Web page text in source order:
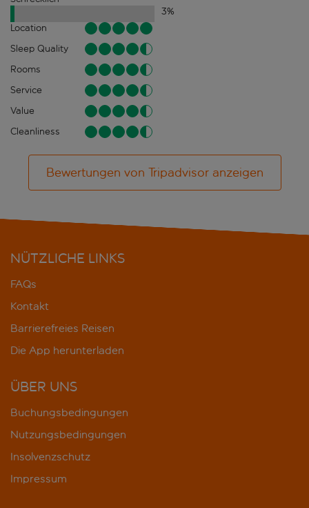
3%
Location
Sleep Quality
Rooms
Service
Value
Cleanliness
Bewertungen von Tripadvisor anzeigen
NÜTZLICHE LINKS
FAQs
Kontakt
Barrierefreies Reisen
Die App herunterladen
ÜBER UNS
Buchungsbedingungen
Nutzungsbedingungen
Insolvenzschutz
Impressum